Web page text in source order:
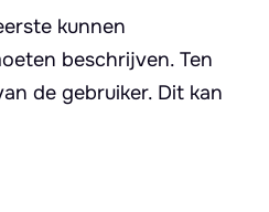
kunnen
beschrijven. Ten
de gebruiker. Dit kan